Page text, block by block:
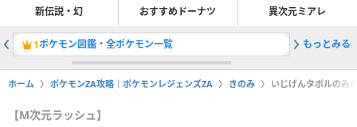
新伝説・幻 おすすめドーナツ 異次元ミアレ
1ポケモン図鑑・全ポケモン一覧 2色違い
もっとみる
ホーム ポケモンZA攻略｜ポケモンレジェンズZA きのみ いじげんタポルのみ
【M次元ラッシュ】